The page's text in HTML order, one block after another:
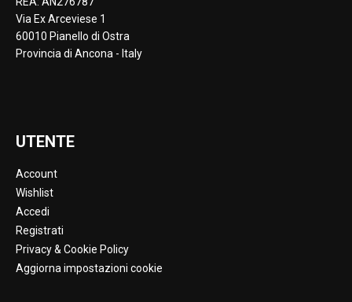
Via Ex Arceviese 1
60010 Pianello di Ostra
Provincia di Ancona - Italy
UTENTE
Account
Wishlist
Accedi
Registrati
Privacy & Cookie Policy
Aggiorna impostazioni cookie